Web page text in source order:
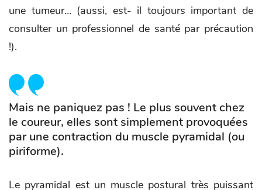
une tumeur… (aussi, est- il toujours important de
consulter un professionnel de santé par précaution
!).
Mais ne paniquez pas ! Le plus souvent chez
le coureur, elles sont simplement provoquées
par une contraction du muscle pyramidal (ou
piriforme).
Le pyramidal est un muscle postural très puissant